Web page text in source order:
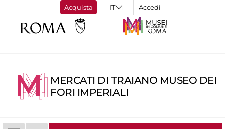
Acquista Accedi
MERCATI DI TRAIANO MUSEO DEI
FORI IMPERIALI